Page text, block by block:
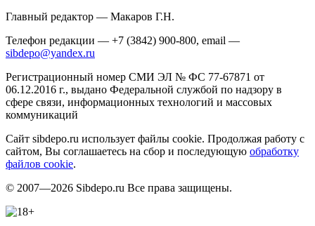
Главный редактор — Макаров Г.Н.
Телефон редакции — +7 (3842) 900-800, email —
sibdepo@yandex.ru
Регистрационный номер СМИ ЭЛ № ФС 77-67871 от
06.12.2016 г., выдано Федеральной службой по надзору в
сфере связи, информационных технологий и массовых
коммуникаций
Сайт sibdepo.ru использует файлы cookie. Продолжая работу с
сайтом, Вы соглашаетесь на сбор и последующую обработку
файлов cookie.
© 2007—2026 Sibdepo.ru Все права защищены.